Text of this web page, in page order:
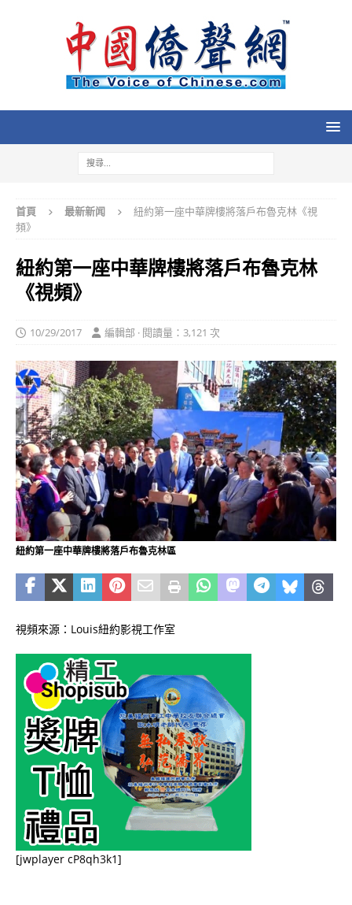
首頁 最新新闻
紐約第一座中華牌樓將落戶布魯克林《視
頻》
紐約第一座中華牌樓將落戶布魯克林
《視頻》
10/29/2017 編輯部 · 閱讀量：3,121 次
紐約第一座中華牌樓將落戶布魯克林區
視頻來源：Louis紐約影視工作室
[jwplayer cP8qh3k1]